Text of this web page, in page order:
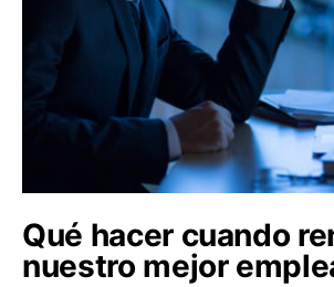
Qué hacer cuando
nuestro mejor